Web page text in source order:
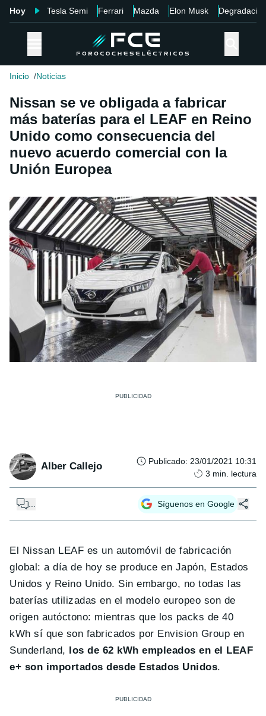
Hoy Tesla Semi Ferrari Mazda Elon Musk Degradación
Inicio Noticias
Nissan se ve obligada a fabricar
más baterías para el LEAF en Reino
Unido como consecuencia del
nuevo acuerdo comercial con la
Unión Europea
Alber Callejo Publicado: 23/01/2021 10:31
3 min. lectura
Síguenos en Google
El Nissan LEAF es un automóvil de fabricación
global: a día de hoy se produce en Japón, Estados
Unidos y Reino Unido. Sin embargo, no todas las
baterías utilizadas en el modelo europeo son de
origen autóctono: mientras que los packs de 40
kWh sí que son fabricados por Envision Group en
Sunderland, los de 62 kWh empleados en el LEAF
e+ son importados desde Estados Unidos.